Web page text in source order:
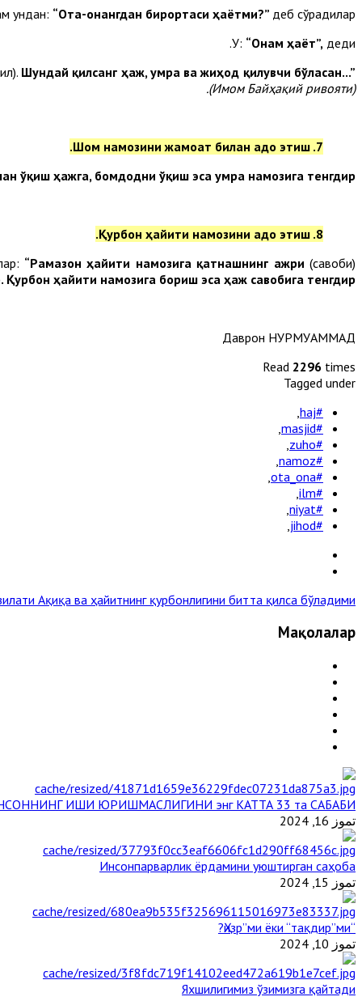
ундан: “Ота-онангдан бирортаси ҳаётми?” деб сўрадилар.
У: “Онам ҳаёт”, деди.
Шундай қилсанг ҳаж, умра ва жиҳод қилувчи бўласан...”
(Имом Байҳақий ривояти).
7. Шом намозини жамоат билан адо этиш.
ўқиш ҳажга, бомдодни ўқиш эса умра намозига тенгдир”.
8. Қурбон ҳайити намозини адо этиш.
“Рамазон ҳайити намозига қатнашнинг ажри(савоби)
ҳайити намозига бориш эса ҳаж савобига тенгдир”.
Даврон НУРМУҲАММАД
Read 2296 times
Tagged under
#haj
#masjid
#zuho
#namoz
#ota_ona
#ilm
#niyat
#jihod
Ақиқа ва ҳайитнинг қурбонлигини битта қилса бўладими? »
Мақолалар
ИШИ ЮРИШМАСЛИГИНИ энг КАТТА 33 та САБАБИ
تموز 16, 2024
Инсонпарварлик ёрдамини уюштирган саҳоба
تموز 15, 2024
“Ҳизр”ми ёки “тақдир”ми?
تموز 10, 2024
Яхшилигимиз ўзимизга қайтади